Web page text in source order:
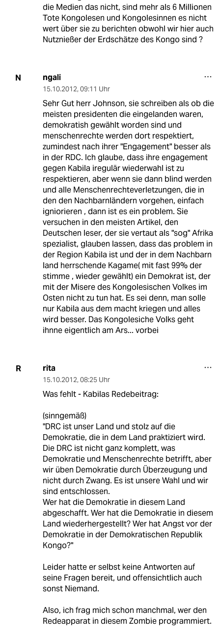
die Medien das nicht, sind mehr als 6 Millionen
Tote Kongolesen und Kongolesinnen es nicht
wert über sie zu berichten obwohl wir hier auch
Nutznießer der Erdschätze des Kongo sind ?
N ngali
15.10.2012, 09:11 Uhr
Sehr Gut herr Johnson, sie schreiben als ob die
meisten presidenten die eingelanden waren,
demokratish gewählt worden sind und
menschenrechte werden dort respektiert,
zumindest nach ihrer "Engagement" besser als
in der RDC. Ich glaube, dass ihre engagement
gegen Kabila iregulär wiederwahl ist zu
respektieren, aber wenn sie dann blind werden
und alle Menschenrechteverletzungen, die in
den den Nachbarnländern vorgehen, einfach
igniorieren , dann ist es ein problem. Sie
versuchen in den meisten Artikel, den
Deutschen leser, der sie vertaut als "sog" Afrika
spezialist, glauben lassen, dass das problem in
der Region Kabila ist und der in dem Nachbarn
land herrschende Kagame( mit fast 99% der
stimme , wieder gewählt) ein Demokrat ist, der
mit der Misere des Kongolesischen Volkes im
Osten nicht zu tun hat. Es sei denn, man solle
nur Kabila aus dem macht kriegen und alles
wird besser. Das Kongolesiche Volks geht
ihnne eigentlich am Ars... vorbei
R rita
15.10.2012, 08:25 Uhr
Was fehlt - Kabilas Redebeitrag:
(sinngemäß)
"DRC ist unser Land und stolz auf die
Demokratie, die in dem Land praktiziert wird.
Die DRC ist nicht ganz komplett, was
Demokratie und Menschenrechte betrifft, aber
wir üben Demokratie durch Überzeugung und
nicht durch Zwang. Es ist unsere Wahl und wir
sind entschlossen.
Wer hat die Demokratie in diesem Land
abgeschafft. Wer hat die Demokratie in diesem
Land wiederhergestellt? Wer hat Angst vor der
Demokratie in der Demokratischen Republik
Kongo?"
Leider hatte er selbst keine Antworten auf
seine Fragen bereit, und offensichtlich auch
sonst Niemand.
Also, ich frag mich schon manchmal, wer den
Redeapparat in diesem Zombie programmiert.